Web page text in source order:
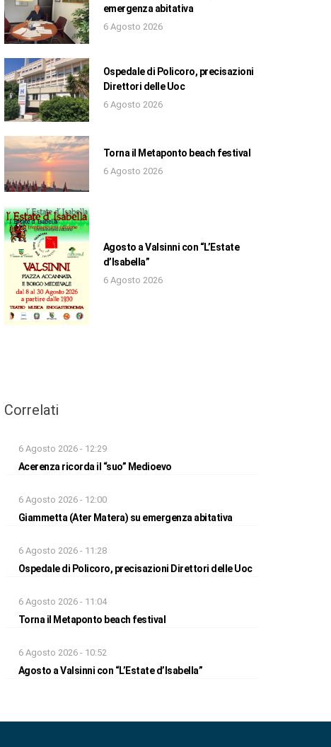
emergenza abitativa
6 Agosto 2026
Ospedale di Policoro, precisazioni
Direttori delle Uoc
6 Agosto 2026
Torna il Metaponto beach festival
6 Agosto 2026
Agosto a Valsinni con “L’Estate
d’Isabella”
6 Agosto 2026
Correlati
6 Agosto 2026 - 12:29
Acerenza ricorda il “suo” Medioevo
6 Agosto 2026 - 12:00
Giammetta (Ater Matera) su emergenza abitativa
6 Agosto 2026 - 11:28
Ospedale di Policoro, precisazioni Direttori delle Uoc
6 Agosto 2026 - 11:04
Torna il Metaponto beach festival
6 Agosto 2026 - 10:52
Agosto a Valsinni con “L’Estate d’Isabella”